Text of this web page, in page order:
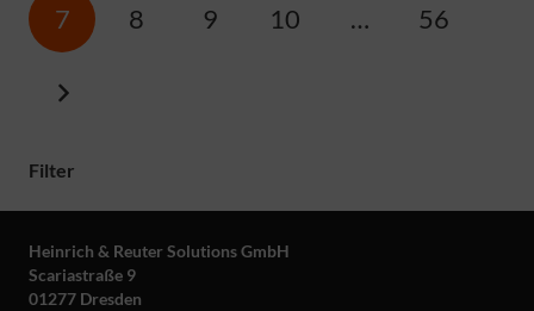
7 8 9 10 … 56
Filter
Heinrich & Reuter Solutions GmbH
Scariastraße 9
01277 Dresden